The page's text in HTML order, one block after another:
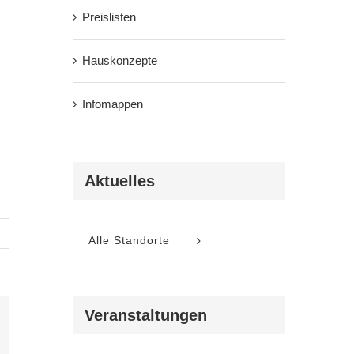
Preislisten
Hauskonzepte
Infomappen
Aktuelles
Alle Standorte
Veranstaltungen